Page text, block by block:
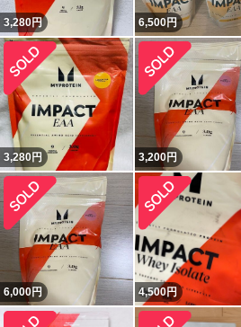
3,280円 6,500円
3,280円 3,200円
6,000円 4,500円